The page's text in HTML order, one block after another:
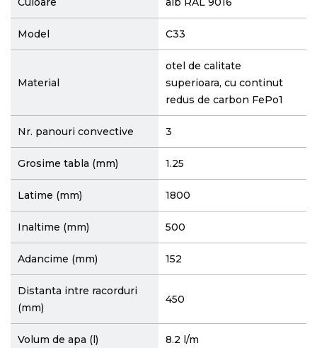
Model C33
Material
otel de calitate
superioara, cu continut
redus de carbon FePo1
Nr. panouri convective 3
Grosime tabla (mm) 1.25
Latime (mm) 1800
Inaltime (mm) 500
Adancime (mm) 152
Distanta intre racorduri
(mm)
450
Volum de apa (l) 8.2 l/m